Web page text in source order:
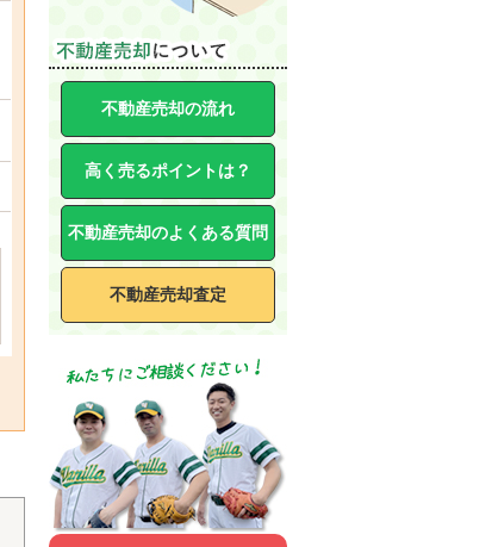
不動産売却の流れ
高く売るポイントは？
不動産売却のよくある質問
不動産売却査定